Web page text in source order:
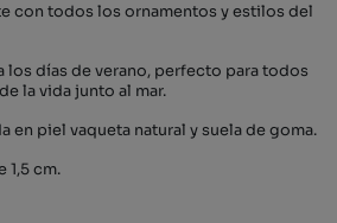
con todos los ornamentos y estilos del
los días de verano, perfecto para todos
la vida junto al mar.
en piel vaqueta natural y suela de goma.
1,5 cm.